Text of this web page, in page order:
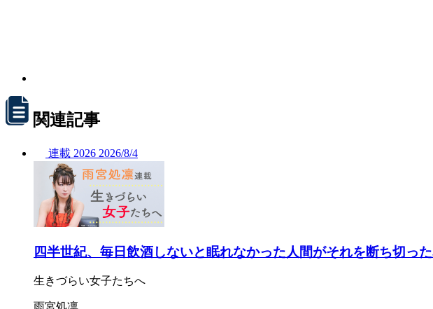
関連記事
連載 2026 2026/8/4
四半世紀、毎日飲酒しないと眠れなかった人間がそれを断ち切っ
生きづらい女子たちへ